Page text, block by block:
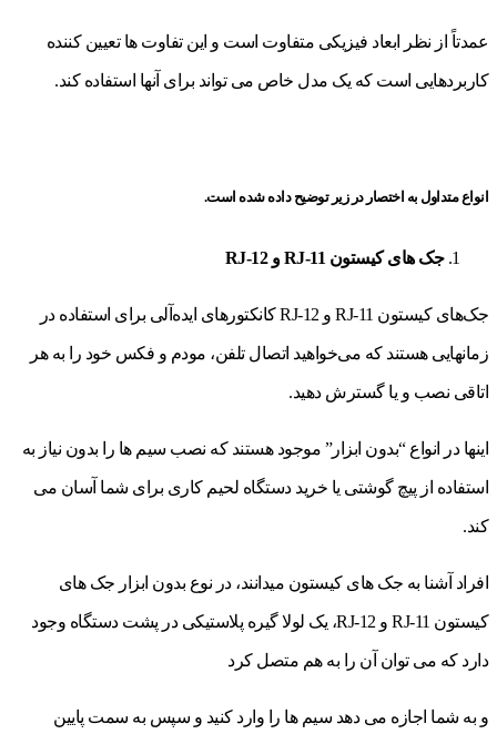
عمدتاً از نظر ابعاد فیزیکی متفاوت است و این تفاوت ها تعیین کننده
کاربردهایی است که یک مدل خاص می تواند برای آنها استفاده کند.
انواع متداول به اختصار در زیر توضیح داده شده است.
جک های کیستون RJ-11 و RJ-12
جک‌های کیستون RJ-11 و RJ-12 کانکتورهای ایده‌آلی برای استفاده در
زمانهایی هستند که می‌خواهید اتصال تلفن، مودم و فکس خود را به هر
اتاقی نصب و یا گسترش دهید.
اینها در انواع “بدون ابزار” موجود هستند که نصب سیم ها را بدون نیاز به
استفاده از پیچ گوشتی یا خرید دستگاه لحیم کاری برای شما آسان می
کند.
افراد آشنا به جک های کیستون میدانند، در نوع بدون ابزار جک های
کیستون RJ-11 و RJ-12، یک لولا گیره پلاستیکی در پشت دستگاه وجود
دارد که می توان آن را به هم متصل کرد
و به شما اجازه می دهد سیم ها را وارد کنید و سپس به سمت پایین